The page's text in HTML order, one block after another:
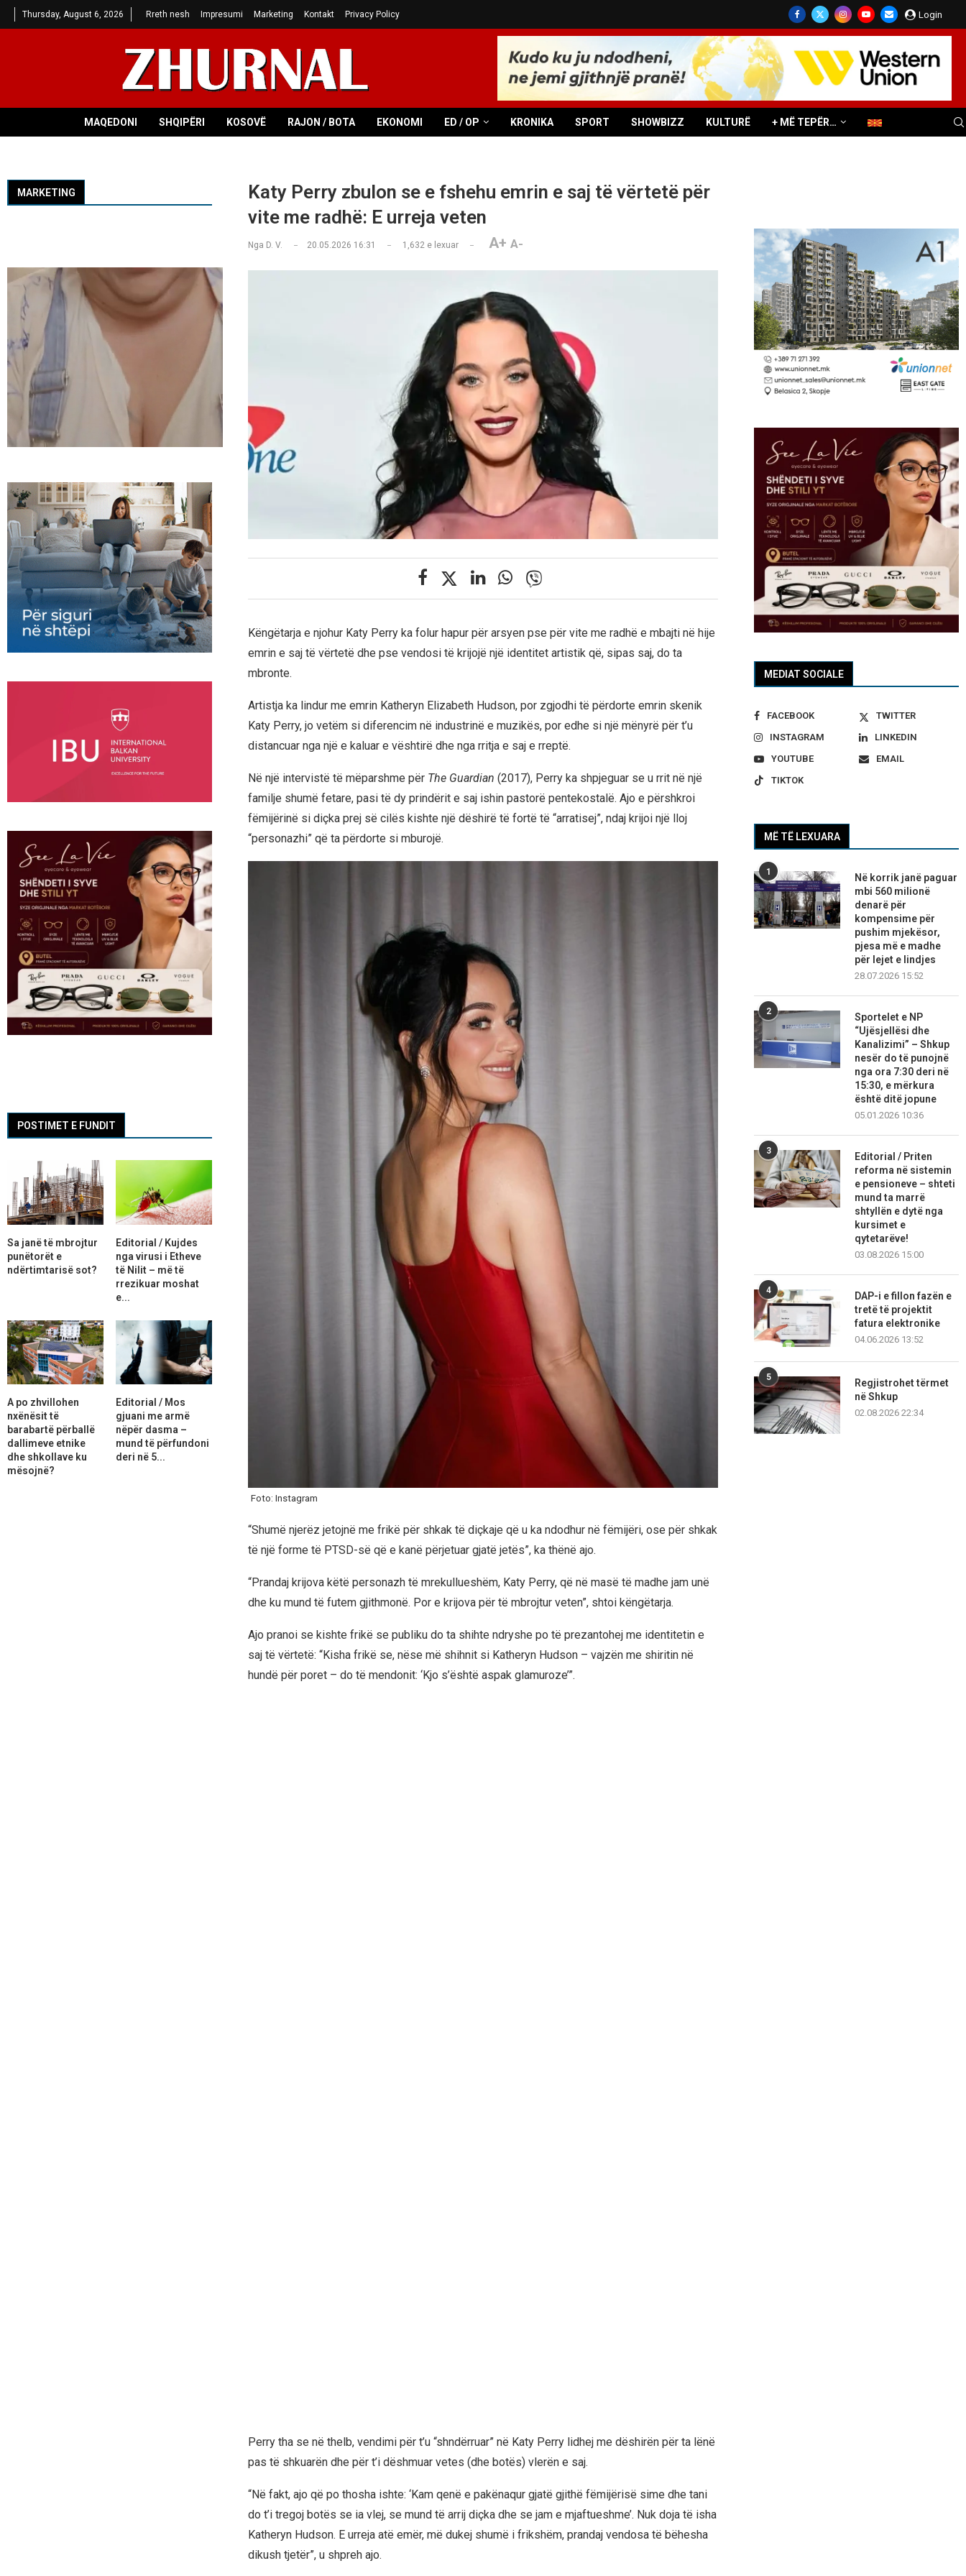
Thursday, August 6, 2026 Rreth nesh Impresumi Marketing Kontakt Privacy Policy Login
MAQEDONI SHQIPËRI KOSOVË RAJON / BOTA EKONOMI ED / OP KRONIKA SPORT SHOWBIZZ KULTURË + MË TEPËR…
Katy Perry zbulon se e fshehu emrin e saj të vërtetë për
vite me radhë: E urreja veten
Nga D. V. 20.05.2026 16:31 1,632e lexuar A+ A-
Këngëtarja e njohur Katy Perry ka folur hapur për arsyen pse për vite me radhë e mbajti në hije
emrin e saj të vërtetë dhe pse vendosi të krijojë një identitet artistik që, sipas saj, do ta
mbronte.
Artistja ka lindur me emrin Katheryn Elizabeth Hudson, por zgjodhi të përdorte emrin skenik
Katy Perry, jo vetëm si diferencim në industrinë e muzikës, por edhe si një mënyrë për t’u
distancuar nga një e kaluar e vështirë dhe nga rritja e saj e rreptë.
Në një intervistë të mëparshme për The Guardian (2017), Perry ka shpjeguar se u rrit në një
familje shumë fetare, pasi të dy prindërit e saj ishin pastorë pentekostalë. Ajo e përshkroi
fëmijërinë si diçka prej së cilës kishte një dëshirë të fortë të “arratisej”, ndaj krijoi një lloj
“personazhi” që ta përdorte si mburojë.
Foto: Instagram
“Shumë njerëz jetojnë me frikë për shkak të diçkaje që u ka ndodhur në fëmijëri, ose për shkak
të një forme të PTSD-së që e kanë përjetuar gjatë jetës”, ka thënë ajo.
“Prandaj krijova këtë personazh të mrekullueshëm, Katy Perry, që në masë të madhe jam unë
dhe ku mund të futem gjithmonë. Por e krijova për të mbrojtur veten”, shtoi këngëtarja.
Ajo pranoi se kishte frikë se publiku do ta shihte ndryshe po të prezantohej me identitetin e
saj të vërtetë: “Kisha frikë se, nëse më shihnit si Katheryn Hudson – vajzën me shiritin në
hundë për poret – do të mendonit: ‘Kjo s’është aspak glamuroze’”.
Perry tha se në thelb, vendimi për t’u “shndërruar” në Katy Perry lidhej me dëshirën për ta lënë
pas të shkuarën dhe për t’i dëshmuar vetes (dhe botës) vlerën e saj.
“Në fakt, ajo që po thosha ishte: ‘Kam qenë e pakënaqur gjatë gjithë fëmijërisë sime dhe tani
do t’i tregoj botës se ia vlej, se mund të arrij diçka dhe se jam e mjaftueshme’. Nuk doja të isha
Katheryn Hudson. E urreja atë emër, më dukej shumë i frikshëm, prandaj vendosa të bëhesha
dikush tjetër”, u shpreh ajo.
MEDIAT SOCIALE
FACEBOOK
TWITTER
INSTAGRAM
LINKEDIN
YOUTUBE
EMAIL
TIKTOK
MË TË LEXUARA
1
Në korrik janë paguar
mbi 560 milionë
denarë për
kompensime për
pushim mjekësor,
pjesa më e madhe
për lejet e lindjes
28.07.2026 15:52
2
Sportelet e NP
“Ujësjellësi dhe
Kanalizimi” – Shkup
nesër do të punojnë
nga ora 7:30 deri në
15:30, e mërkura
është ditë jopune
05.01.2026 10:36
3
Editorial / Priten
reforma në sistemin
e pensioneve – shteti
mund ta marrë
shtyllën e dytë nga
kursimet e
qytetarëve!
03.08.2026 15:00
4
DAP-i e fillon fazën e
tretë të projektit
fatura elektronike
04.06.2026 13:52
5
Regjistrohet tërmet
në Shkup
02.08.2026 22:34
MARKETING
POSTIMET E FUNDIT
Sa janë të mbrojtur
punëtorët e
ndërtimtarisë sot?
Editorial / Kujdes
nga virusi i Etheve
të Nilit – më të
rrezikuar moshat
e...
A po zhvillohen
nxënësit të
barabartë përballë
dallimeve etnike
dhe shkollave ku
mësojnë?
Editorial / Mos
gjuani me armë
nëpër dasma –
mund të përfundoni
deri në 5...